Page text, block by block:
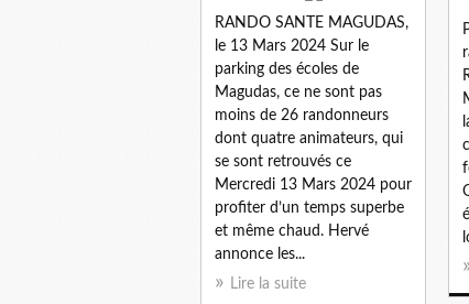
RANDO SANTE MAGUDAS,
le 13 Mars 2024 Sur le
parking des écoles de
Magudas, ce ne sont pas
moins de 26 randonneurs
dont quatre animateurs, qui
se sont retrouvés ce
Mercredi 13 Mars 2024 pour
profiter d’un temps superbe
et même chaud. Hervé
annonce les...
Lire la suite